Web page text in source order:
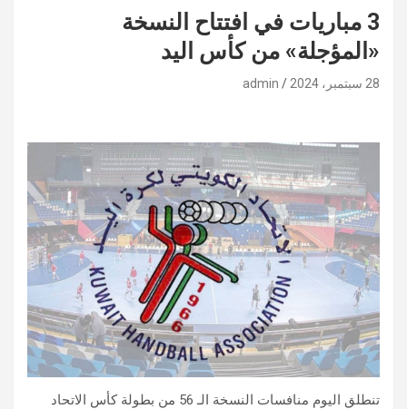
3 مباريات في افتتاح النسخة
«المؤجلة» من كأس اليد
28 سبتمبر، 2024 admin
تنطلق اليوم منافسات النسخة الـ 56 من بطولة كأس الاتحاد